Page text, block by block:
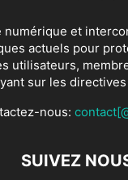
numérique et
actuels pour
utilisateurs,
sur les
nous:
SUIVEZ